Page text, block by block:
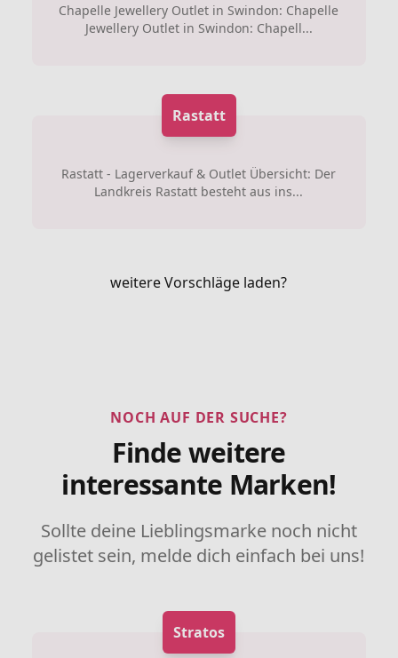
Chapelle Jewellery Outlet in Swindon: Chapelle
Jewellery Outlet in Swindon: Chapell...
Rastatt
Rastatt - Lagerverkauf & Outlet Übersicht: Der
Landkreis Rastatt besteht aus ins...
weitere Vorschläge laden?
NOCH AUF DER SUCHE?
Finde weitere
interessante Marken!
Sollte deine Lieblingsmarke noch nicht
gelistet sein, melde dich einfach bei uns!
Stratos